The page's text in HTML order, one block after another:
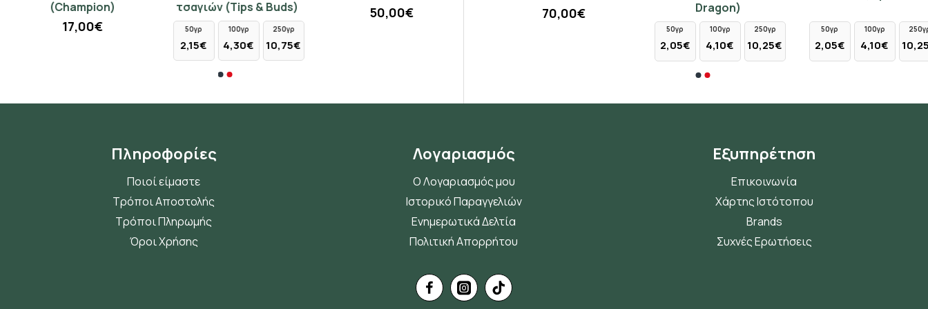
(Champion)
17,00€
τσαγιών (Tips & Buds)
50γρ
2,15€
100γρ
4,30€
250γρ
10,75€
50,00€
τσάι Κίνας (Champion)
50γρ 350γρ
7,80€ 4,75€ 70,00€
Dragon)
50γρ
2,05€
100γρ
4,10€
250γρ
10,25€
50γρ
2,05€
100γρ
4,10€
250γρ
10,25€
Πληροφορίες
Ποιοί είμαστε
Τρόποι Αποστολής
Τρόποι Πληρωμής
Όροι Χρήσης
Λογαριασμός
Ο Λογαριασμός μου
Ιστορικό Παραγγελιών
Ενημερωτικά Δελτία
Πολιτική Απορρήτου
Εξυπηρέτηση
Επικοινωνία
Χάρτης Ιστότοπου
Brands
Συχνές Ερωτήσεις